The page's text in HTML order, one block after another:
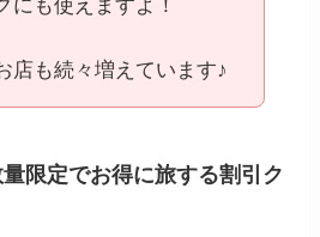
にも使えますよ！
店も続々増えています♪
限定でお得に旅する割引ク